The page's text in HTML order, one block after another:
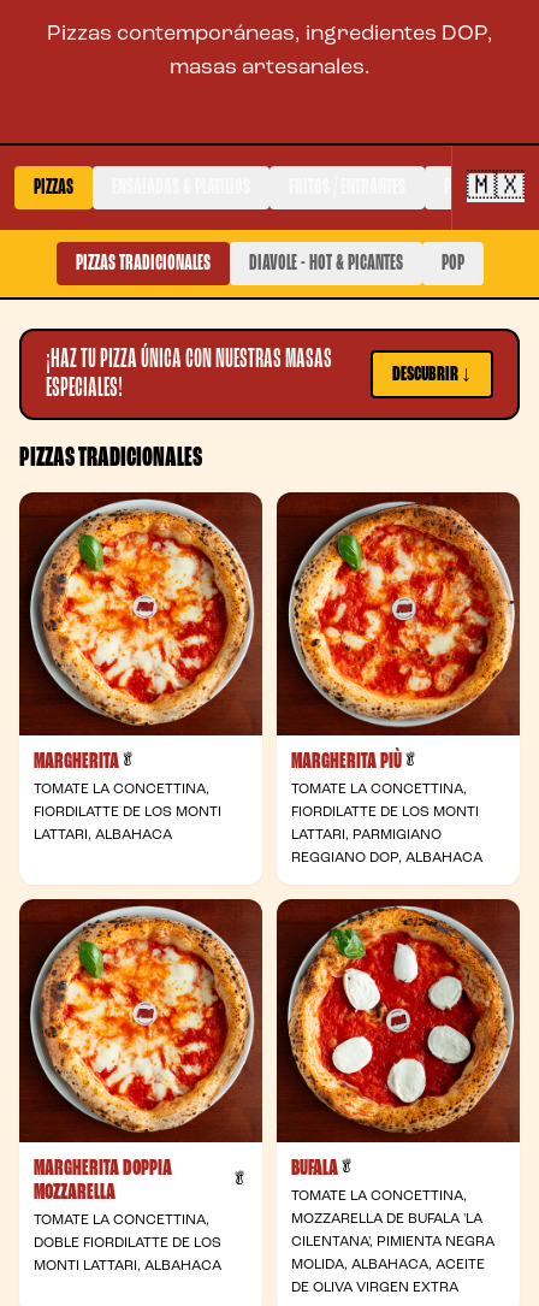
Pizzas contemporáneas, ingredientes DOP,
masas artesanales.
PIZZAS POSTRES
🇲🇽
PIZZAS TRADICIONALES DIAVOLE - HOT & PICANTES POP
¡HAZ TU PIZZA ÚNICA CON NUESTRAS MASAS
ESPECIALES!
DESCUBRIR ↓
PIZZAS TRADICIONALES
MARGHERITA 🥬
TOMATE LA CONCETTINA,
FIORDILATTE DE LOS MONTI
LATTARI, ALBAHACA
MARGHERITA PIÙ 🥬
TOMATE LA CONCETTINA,
FIORDILATTE DE LOS MONTI
LATTARI, PARMIGIANO
REGGIANO DOP, ALBAHACA
MARGHERITA DOPPIA
MOZZARELLA
🥬 - Vegetariana
TOMATE LA CONCETTINA,
DOBLE FIORDILATTE DE LOS
MONTI LATTARI, ALBAHACA
BUFALA 🥬
TOMATE LA CONCETTINA,
MOZZARELLA DE BUFALA 'LA
CILENTANA', PIMIENTA NEGRA
MOLIDA, ALBAHACA, ACEITE
DE OLIVA VIRGEN EXTRA